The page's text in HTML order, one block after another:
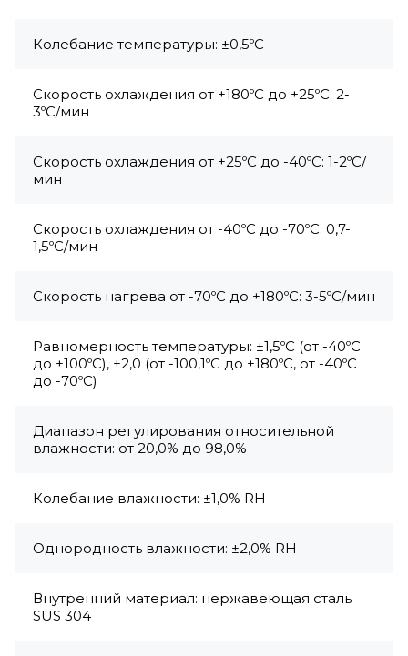
Колебание температуры: ±0,5ºC
Скорость охлаждения от +180ºC до +25ºC: 2-
3ºC/мин
Скорость охлаждения от +25ºC до -40ºC: 1-2ºC/
мин
Скорость охлаждения от -40ºC до -70ºC: 0,7-
1,5ºC/мин
Скорость нагрева от -70ºC до +180ºC: 3-5ºC/мин
Равномерность температуры: ±1,5ºC (от -40ºC
до +100ºC), ±2,0 (от -100,1ºC до +180ºC, от -40ºC
до -70ºC)
Диапазон регулирования относительной
влажности: от 20,0% до 98,0%
Колебание влажности: ±1,0% RH
Однородность влажности: ±2,0% RH
Внутренний материал: нержавеющая сталь
SUS 304